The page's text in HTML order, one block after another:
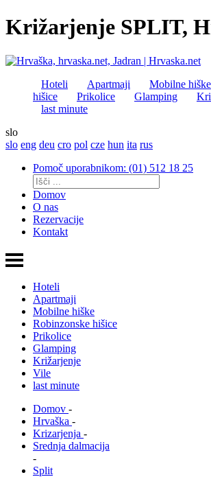
Križarjenje SPLIT,
Hoteli Apartmaji Mobilne hiške
hišice
Prikolice Glamping
last minute
slo
slo eng deu cro pol cze hun ita rus
Pomoč uporabnikom: (01) 512 18 25
Domov
O nas
Rezervacije
Kontakt
Hoteli
Apartmaji
Mobilne hiške
Robinzonske hišice
Prikolice
Glamping
Križarjenje
Vile
last minute
Domov -
Hrvaška -
Krizarjenja -
Srednja dalmacija
-
Split